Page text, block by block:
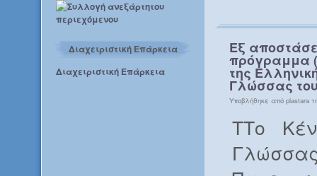
Διαχειριστική Επάρκεια
Διαχειριστική Επάρκεια
Εξ
πρόγραμμα
της
Γλώσσας
Υποβλήθηκε από plastara
ΤΤο